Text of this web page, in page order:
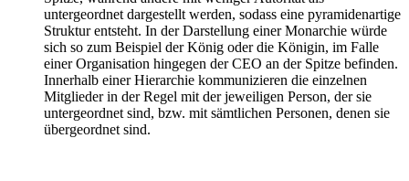
untergeordnet dargestellt werden, sodass eine pyramidenartige
Struktur entsteht. In der Darstellung einer Monarchie würde
sich so zum Beispiel der König oder die Königin, im Falle
einer Organisation hingegen der CEO an der Spitze befinden.
Innerhalb einer Hierarchie kommunizieren die einzelnen
Mitglieder in der Regel mit der jeweiligen Person, der sie
untergeordnet sind, bzw. mit sämtlichen Personen, denen sie
übergeordnet sind.